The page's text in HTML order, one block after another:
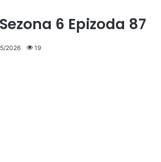
6 Epizoda 87
2026 19